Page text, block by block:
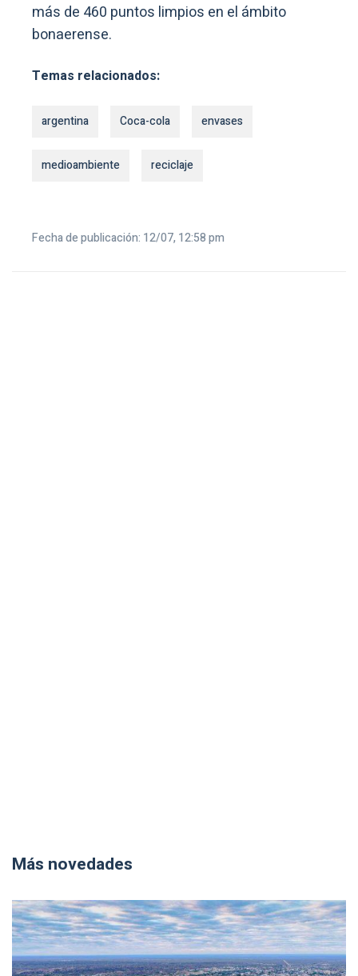
más de 460 puntos limpios en el ámbito
bonaerense.
Temas relacionados:
argentina Coca-cola envases
medioambiente reciclaje
Fecha de publicación: 12/07, 12:58 pm
Más novedades